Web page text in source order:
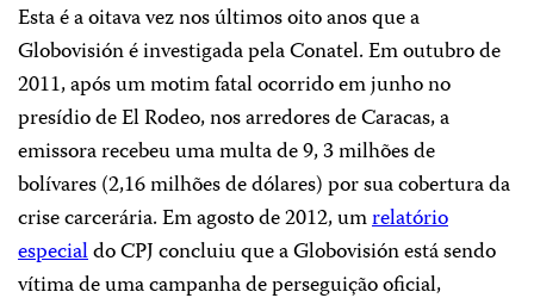
Esta é a oitava vez nos últimos oito anos que a
Globovisión é investigada pela Conatel. Em outubro de
2011, após um motim fatal ocorrido em junho no
presídio de El Rodeo, nos arredores de Caracas, a
emissora recebeu uma multa de 9, 3 milhões de
bolívares (2,16 milhões de dólares) por sua cobertura da
crise carcerária. Em agosto de 2012, umrelatório
especialdo CPJ concluiu que a Globovisión está sendo
vítima de uma campanha de perseguição oficial,